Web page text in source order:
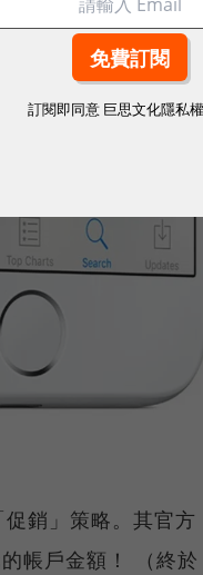
銷」策略。其官方
帳戶金額！ （終於
訂閱即同意 巨思文化隱私